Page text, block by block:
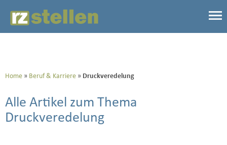
Home Beruf & Karriere Druckveredelung
Alle Artikel zum Thema
Druckveredelung